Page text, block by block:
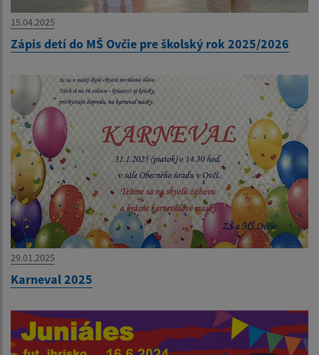
15.04.2025
Zápis detí do MŠ Ovčie pre školský rok 2025/2026
29.01.2025
Karneval 2025